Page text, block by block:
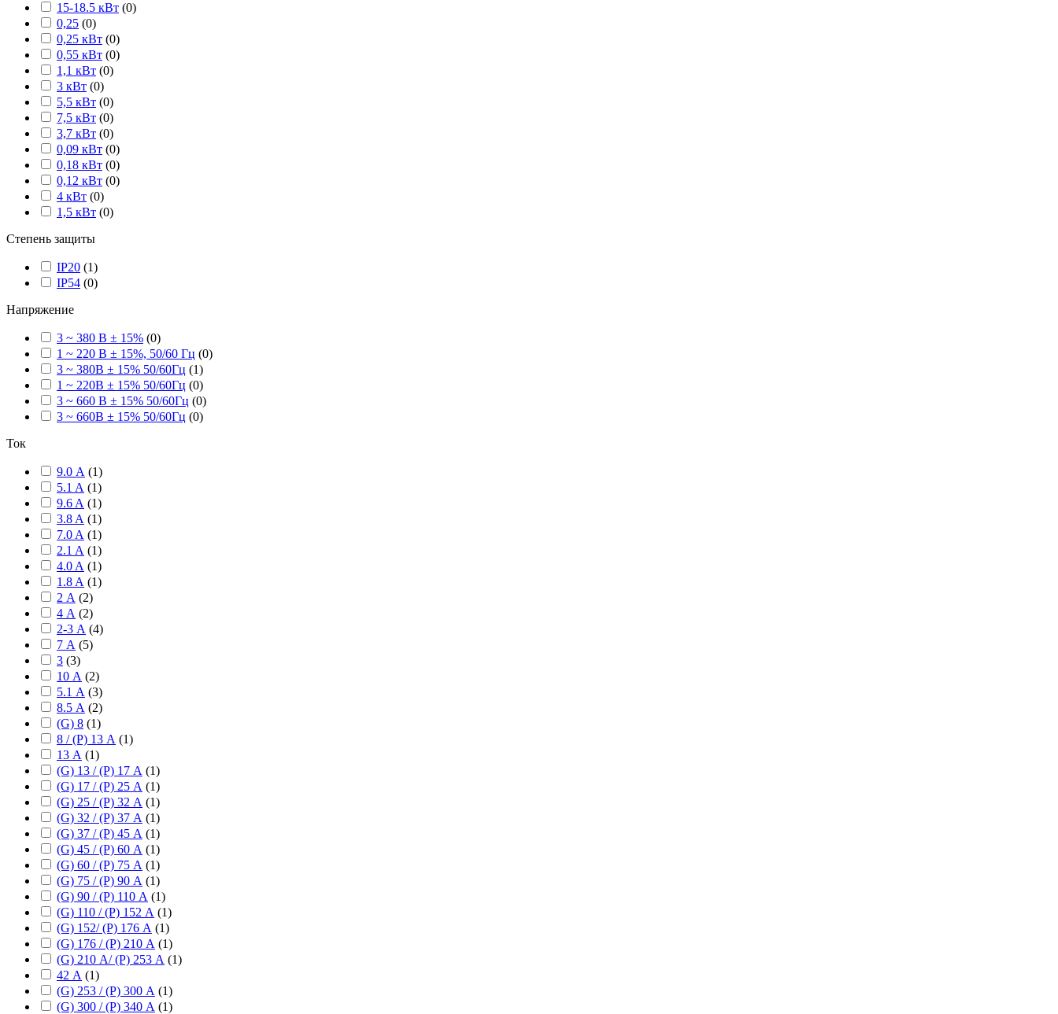
15-18.5 кВт (0)
0,25 (0)
0,25 кВт (0)
0,55 кВт (0)
1,1 кВт (0)
3 кВт (0)
5,5 кВт (0)
7,5 кВт (0)
3,7 кВт (0)
0,09 кВт (0)
0,18 кВт (0)
0,12 кВт (0)
4 кВт (0)
1,5 кВт (0)
Степень защиты
IP20 (1)
IP54 (0)
Напряжение
3 ~ 380 В ± 15% (0)
1 ~ 220 В ± 15%, 50/60 Гц (0)
3 ~ 380В ± 15% 50/60Гц (1)
1 ~ 220В ± 15% 50/60Гц (0)
3 ~ 660 В ± 15% 50/60Гц (0)
3 ~ 660В ± 15% 50/60Гц (0)
Ток
9.0 А (1)
5.1 A (1)
9.6 A (1)
3.8 A (1)
7.0 A (1)
2.1 A (1)
4.0 A (1)
1.8 A (1)
2 А (2)
4 А (2)
2-3 А (4)
7 А (5)
3 (3)
10 А (2)
5.1 А (3)
8.5 А (2)
(G) 8 (1)
8 / (P) 13 А (1)
13 А (1)
(G) 13 / (P) 17 А (1)
(G) 17 / (P) 25 А (1)
(G) 25 / (P) 32 А (1)
(G) 32 / (P) 37 А (1)
(G) 37 / (P) 45 А (1)
(G) 45 / (P) 60 А (1)
(G) 60 / (P) 75 А (1)
(G) 75 / (P) 90 А (1)
(G) 90 / (P) 110 А (1)
(G) 110 / (P) 152 А (1)
(G) 152/ (P) 176 А (1)
(G) 176 / (P) 210 А (1)
(G) 210 А/ (P) 253 А (1)
42 А (1)
(G) 253 / (P) 300 А (1)
(G) 300 / (P) 340 А (1)